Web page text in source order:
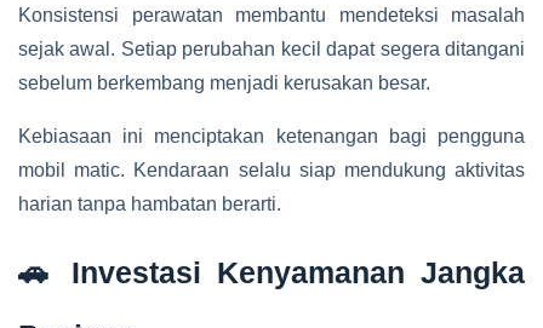
Konsistensi perawatan membantu mendeteksi masalah
sejak awal. Setiap perubahan kecil dapat segera ditangani
sebelum berkembang menjadi kerusakan besar.
Kebiasaan ini menciptakan ketenangan bagi pengguna
mobil matic. Kendaraan selalu siap mendukung aktivitas
harian tanpa hambatan berarti.
🚗 Investasi Kenyamanan Jangka